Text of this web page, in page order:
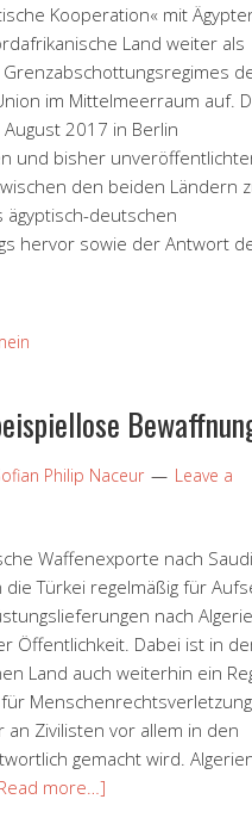
Kooperation« mit
Land weiter als
im Mittelmeerraum auf.
2017 in Berlin
und bisher
den beiden Ländern
ägyptisch-deutschen
hervor sowie der Antwort
Philip Naceur
Leave a
Waffenexporte nach
Türkei regelmäßig für
nach
Öffentlichkeit. Dabei ist in
Land auch weiterhin ein
an Zivilisten vor allem in den
gemacht wird.
more…]